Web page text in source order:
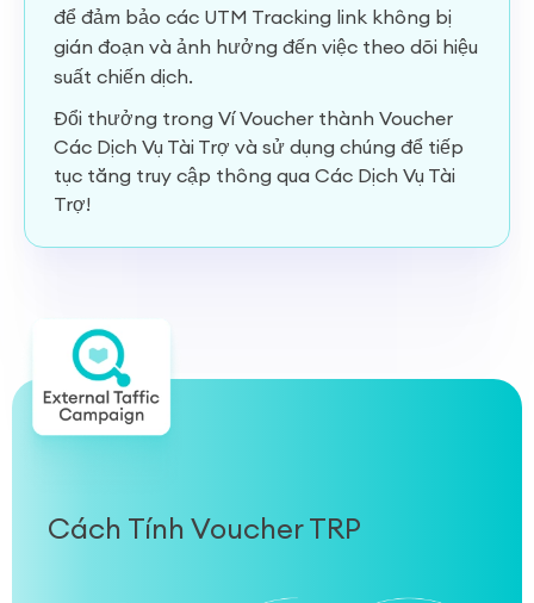
để đảm bảo các UTM Tracking link không bị
gián đoạn và ảnh hưởng đến việc theo dõi hiệu
suất chiến dịch.
Đổi thưởng trong Ví Voucher thành Voucher
Các Dịch Vụ Tài Trợ và sử dụng chúng để tiếp
tục tăng truy cập thông qua Các Dịch Vụ Tài
Trợ!
Cách Tính Voucher TRP